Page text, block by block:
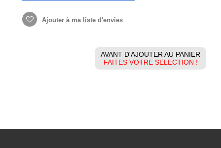
Ajouter à ma liste d'envies
AVANT D'AJOUTER AU PANIER
FAITES VOTRE SELECTION !